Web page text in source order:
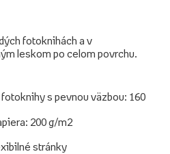
fotoknihách a v
leskom po celom povrchu.
s pevnou väzbou: 160
200 g/m2
stránky